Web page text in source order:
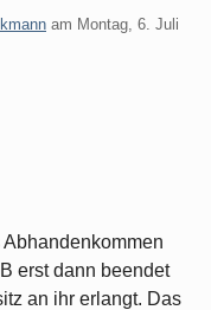
am Montag, 6. Juli
erst dann beendet
an ihr erlangt. Das